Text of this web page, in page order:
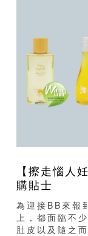
【擦走惱人
購貼士
為迎接BB來報
上，都面臨不
肚皮以及隨之